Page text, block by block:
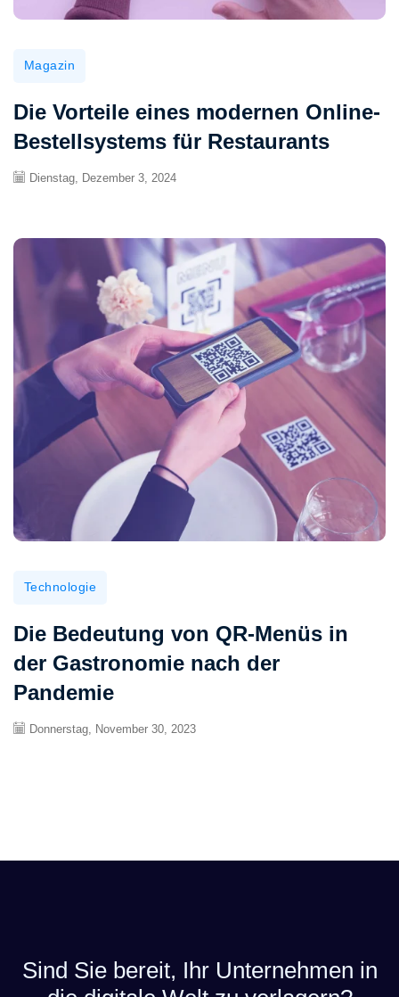
Magazin
Die Vorteile eines modernen Online-
Bestellsystems für Restaurants
Dienstag, Dezember 3, 2024
Technologie
Die Bedeutung von QR-Menüs in
der Gastronomie nach der
Pandemie
Donnerstag, November 30, 2023
Sind Sie bereit, Ihr Unternehmen in